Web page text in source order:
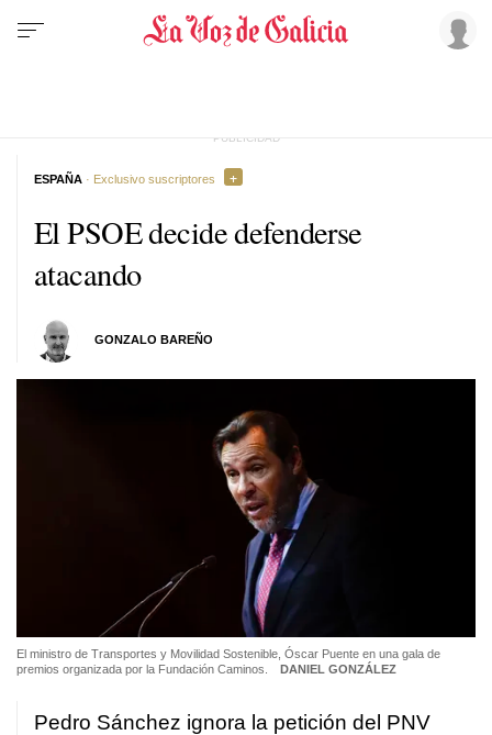
El PSOE decide defenderse
atacando
GONZALO BAREÑO
ESPAÑA · Exclusivo suscriptores
El ministro de Transportes y Movilidad Sostenible, Óscar Puente en una gala de
premios organizada por la Fundación Caminos.
DANIEL GONZÁLEZ
Pedro Sánchez ignora la petición del PNV